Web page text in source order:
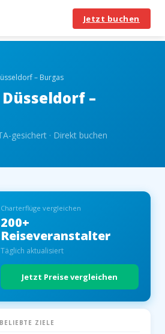
Jetzt buchen
– Burgas
–
gesichert · Direkt buchen
Charterflüge vergleichen
200+
Reiseveranstalter
Täglich aktualisiert
Jetzt Preise vergleichen
BELIEBTE ZIELE